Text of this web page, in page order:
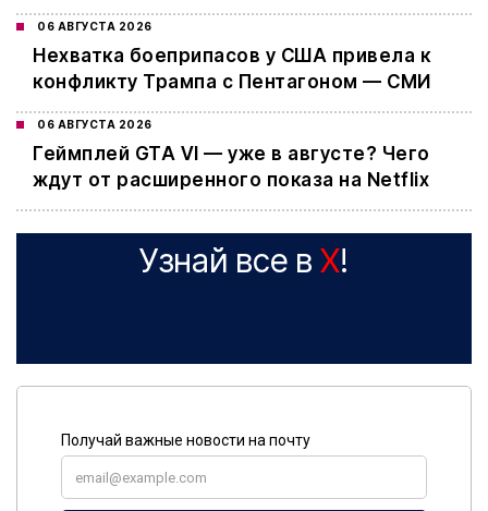
06 АВГУСТА 2026
Нехватка боеприпасов у США привела к
конфликту Трампа с Пентагоном — СМИ
06 АВГУСТА 2026
Геймплей GTA VI — уже в августе? Чего
ждут от расширенного показа на Netflix
Узнай все в X!